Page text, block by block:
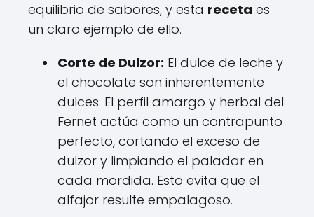
equilibrio de sabores, y esta receta es
un claro ejemplo de ello.
Corte de Dulzor: El dulce de leche y
el chocolate son inherentemente
dulces. El perfil amargo y herbal del
Fernet actúa como un contrapunto
perfecto, cortando el exceso de
dulzor y limpiando el paladar en
cada mordida. Esto evita que el
alfajor resulte empalagoso.